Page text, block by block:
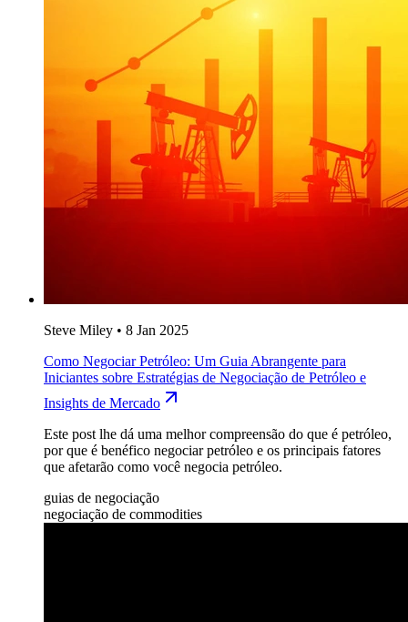
Steve Miley • 8 Jan 2025
Como Negociar Petróleo: Um Guia Abrangente para
Iniciantes sobre Estratégias de Negociação de Petróleo e
Insights de Mercado
Este post lhe dá uma melhor compreensão do que é petróleo,
por que é benéfico negociar petróleo e os principais fatores
que afetarão como você negocia petróleo.
guias de negociação
negociação de commodities